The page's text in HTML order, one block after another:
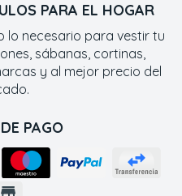
PARA EL HOGAR
lo necesario para vestir tu
sábanas, cortinas,
y al mejor precio del
PAGO